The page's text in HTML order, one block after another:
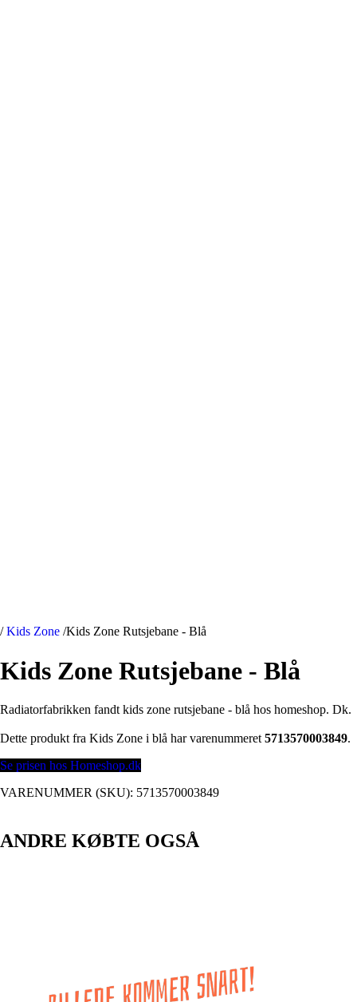
/ Kids Zone /Kids Zone Rutsjebane - Blå
Kids Zone Rutsjebane - Blå
Radiatorfabrikken fandt kids zone rutsjebane - blå hos homeshop. Dk.
Dette produkt fra Kids Zone i blå har varenummeret 5713570003849.
Se prisen hos Homeshop.dk
VARENUMMER (SKU): 5713570003849
ANDRE KØBTE OGSÅ